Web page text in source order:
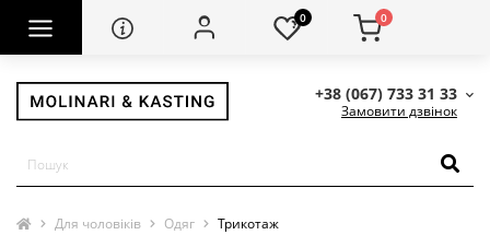
0 0
+38 (067) 733 31 33
Замовити дзвінок
Для чоловіків Одяг Трикотаж